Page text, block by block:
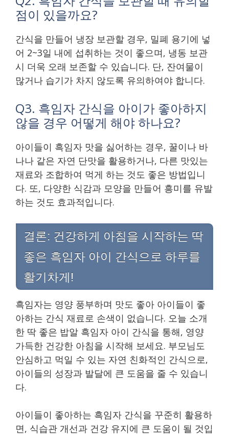
점이 있을까요?
간식을 만들어 냉장 보관할 경우, 밀폐 용기에 넣
어 2~3일 내에 섭취하는 것이 좋으며, 냉동 보관
시 더욱 오래 보존할 수 있습니다. 단, 잔여물이
많거나 습기가 차지 않도록 유의하여야 합니다.
Q3. 흑임자 간식을 아이가 좋아하지
않을 경우 어떻게 해야 하나요?
아이들이 흑임자 맛을 싫어하는 경우, 꿀이나 바
나나 같은 자연 단맛을 활용하거나, 다른 맛있는
재료와 조합하여 먹게 하는 것도 좋은 방법입니
다. 또, 다양한 식감과 모양을 만들어 흥미를 유발
하는 것도 효과적입니다.
결론: 건강하게 아침을 시작하는 딱
좋은 흑임자 아이 간식으로 하루를
활기차게!
흑임자는 영양 풍부하며 맛도 좋아 아이들이 좋
아하는 간식 재료로 손색이 없습니다. 오늘 소개
한 딱 좋은 밥알 흑임자 아이 간식을 통해, 영양
가득한 건강한 아침을 시작해 보세요. 부모님도
안심하고 먹일 수 있는 자연 친화적인 간식으로,
아이들의 성장과 발달에 큰 도움을 줄 수 있습니
다.
아이들이 좋아하는 흑임자 간식을 꾸준히 활용하
면, 식습관 개선과 건강 유지에 큰 도움이 될 것입